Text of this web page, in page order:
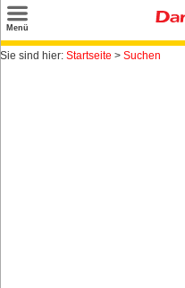
Menü
Suchen
Sie sind hier: Startseite > Suchen